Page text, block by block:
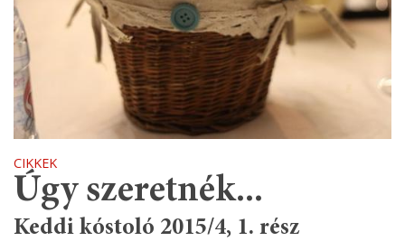
CIKKEK
Úgy szeretnék...
Keddi kóstoló 2015/4, 1. rész